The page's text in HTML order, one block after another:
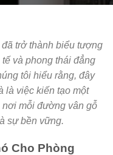
đã trở thành biểu tượng
và phong thái đẳng
tôi hiểu rằng, đây
là việc kiến tạo một
nơi mỗi đường vân gỗ
sự bền vững.
Cho Phòng